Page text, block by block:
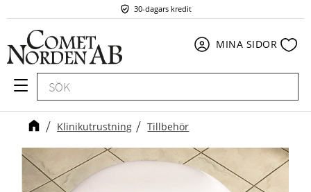
Meny
30-dagars kredit
MINA SIDOR
Klinikutrustning Tillbehör